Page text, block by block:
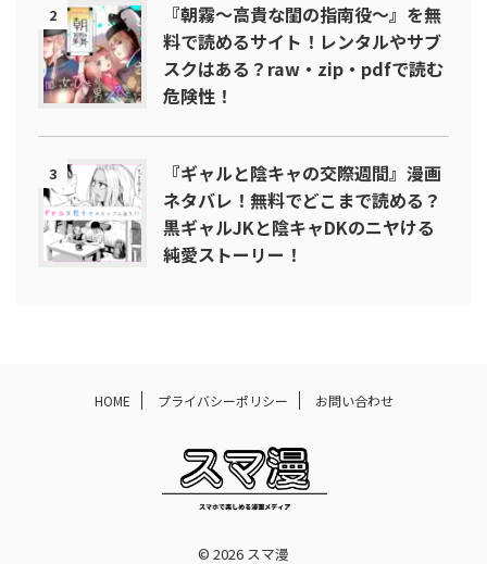
2
『朝霧～高貴な閨の指南役～』を無
料で読めるサイト！レンタルやサブ
スクはある？raw・zip・pdfで読む
危険性！
3
『ギャルと陰キャの交際週間』漫画
ネタバレ！無料でどこまで読める？
黒ギャルJKと陰キャDKのニヤける
純愛ストーリー！
HOME プライバシーポリシー お問い合わせ
© 2026 スマ漫